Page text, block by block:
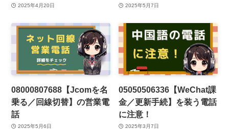
2025年4月20日 2025年5月7日
08000807688【Jcomを名
乗る／回線切替】の営業電
話
2025年5月6日
05050506336【WeChat課
金／更新手続】を装う電話
に注意！
2025年3月7日